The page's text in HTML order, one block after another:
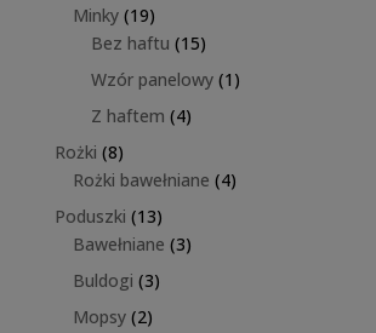
Minky 1919
produktów
Bez haftu 1515
produktów
Wzór panelowy 1 1
Z haftem 44
Rożki 88
produktów
Rożki bawełniane 44
Poduszki 1313
produktów
Bawełniane 33
Buldogi 33
Mopsy 22